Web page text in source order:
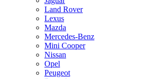
Land Rover
Lexus
Mazda
Mercedes-Benz
Mini Cooper
Nissan
Opel
Peugeot